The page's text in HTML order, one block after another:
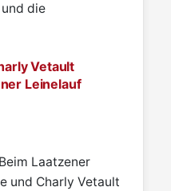
die
Vetault
Leinelauf
Laatzener
und Charly Vetault